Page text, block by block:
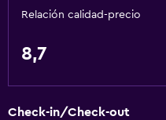
Relación calidad-precio
8,7
Check-in/Check-out